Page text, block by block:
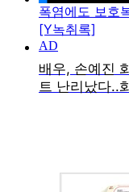
폭염에도 보호
[Y녹취록]